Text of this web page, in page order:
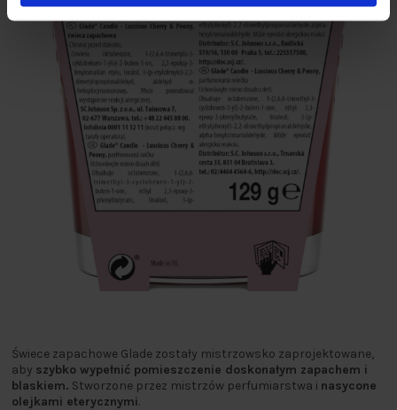
Świece zapachowe Glade zostały mistrzowsko zaprojektowane,
aby szybko wypełnić pomieszczenie doskonałym zapachem i
blaskiem. Stworzone przez mistrzów perfumiarstwa i nasycone
olejkami eterycznymi.